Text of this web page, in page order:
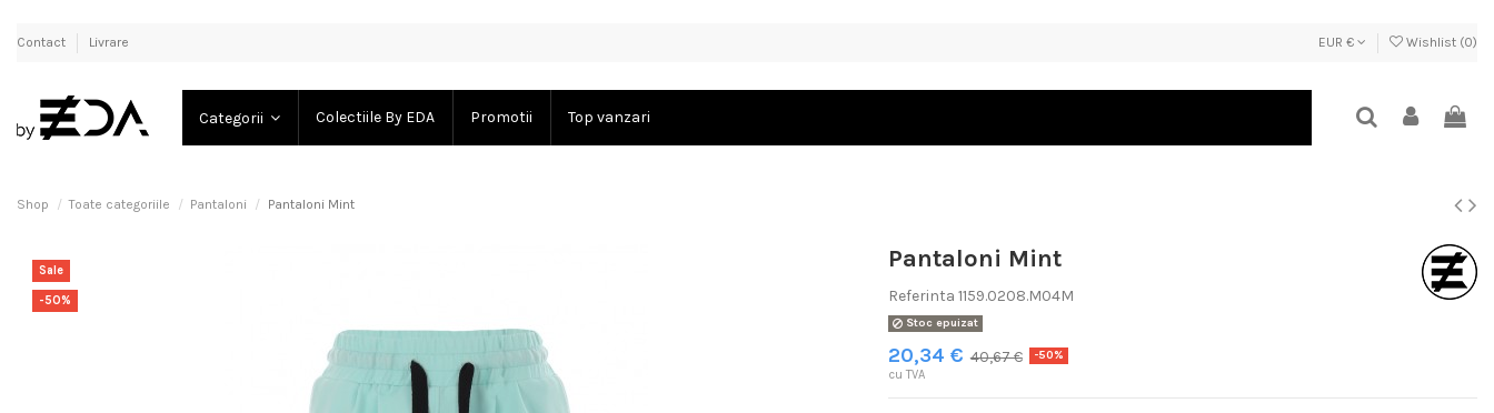
Contact Livrare EUR € Wishlist (0)
Categorii Colectiile By EDA Promotii Top vanzari
Shop Toate categoriile Pantaloni Pantaloni Mint
Sale
-50%
Pantaloni Mint
Referinta 1159.0208.M04M
Stoc epuizat
20,34 € 40,67 €
-50%
cu TVA